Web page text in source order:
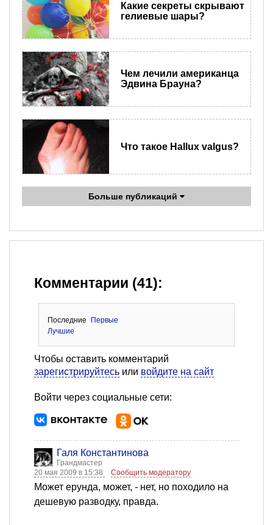
Какие секреты скрывают
гелиевые шары?
Чем лечили американца
Эдвина Брауна?
Что такое Hallux valgus?
Больше публикаций
Комментарии (41):
Последние
Первые
Лучшие
Чтобы оставить комментарий
зарегистрируйтесь или войдите на сайт
Войти через социальные сети:
Галя Константинова
Грандмастер
20 мая 2009 в 15:38
Сообщить модератору
Может ерунда, может, - нет, но походило на
дешевую разводку, правда.